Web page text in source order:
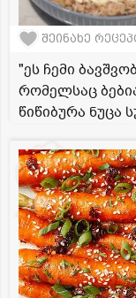
შეინახე
"ეს ჩემი
რომელსაც
წიწიბურა ნუცა